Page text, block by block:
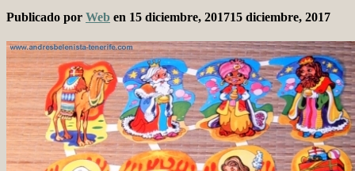
Publicado por Web en 15 diciembre, 201715 diciembre, 2017